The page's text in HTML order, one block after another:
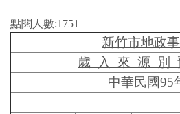
點閱人數:1751
新竹市地政
歲 入 來 源 別
中華民國95